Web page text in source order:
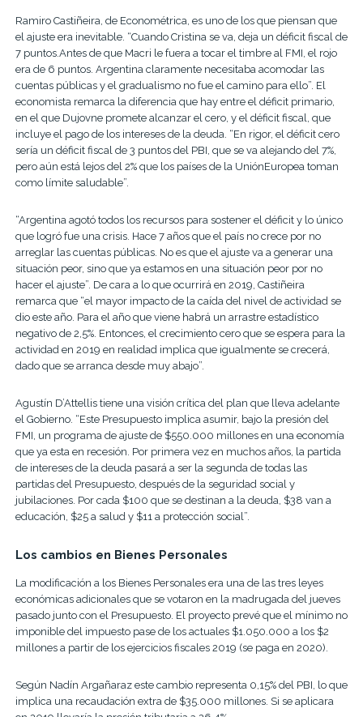
Ramiro Castiñeira, de Econométrica, es uno de los que piensan que
el ajuste era inevitable. “Cuando Cristina se va, deja un déficit fiscal de
7 puntos.Antes de que Macri le fuera a tocar el timbre al FMI, el rojo
era de 6 puntos. Argentina claramente necesitaba acomodar las
cuentas públicas y el gradualismo no fue el camino para ello”. El
economista remarca la diferencia que hay entre el déficit primario,
en el que Dujovne promete alcanzar el cero, y el déficit fiscal, que
incluye el pago de los intereses de la deuda. “En rigor, el déficit cero
sería un déficit fiscal de 3 puntos del PBI, que se va alejando del 7%,
pero aún está lejos del 2% que los países de la UniónEuropea toman
como límite saludable”.
“Argentina agotó todos los recursos para sostener el déficit y lo único
que logró fue una crisis. Hace 7 años que el país no crece por no
arreglar las cuentas públicas. No es que el ajuste va a generar una
situación peor, sino que ya estamos en una situación peor por no
hacer el ajuste”. De cara a lo que ocurrirá en 2019, Castiñeira
remarca que “el mayor impacto de la caída del nivel de actividad se
dio este año. Para el año que viene habrá un arrastre estadístico
negativo de 2,5%. Entonces, el crecimiento cero que se espera para la
actividad en 2019 en realidad implica que igualmente se crecerá,
dado que se arranca desde muy abajo”.
Agustín D’Attellis tiene una visión crítica del plan que lleva adelante
el Gobierno. “Este Presupuesto implica asumir, bajo la presión del
FMI, un programa de ajuste de $550.000 millones en una economía
que ya esta en recesión. Por primera vez en muchos años, la partida
de intereses de la deuda pasará a ser la segunda de todas las
partidas del Presupuesto, después de la seguridad social y
jubilaciones. Por cada $100 que se destinan a la deuda, $38 van a
educación, $25 a salud y $11 a protección social”.
Los cambios en Bienes Personales
La modificación a los Bienes Personales era una de las tres leyes
económicas adicionales que se votaron en la madrugada del jueves
pasado junto con el Presupuesto. El proyecto prevé que el mínimo no
imponible del impuesto pase de los actuales $1.050.000 a los $2
millones a partir de los ejercicios fiscales 2019 (se paga en 2020).
Según Nadín Argañaraz este cambio representa 0,15% del PBI, lo que
implica una recaudación extra de $35.000 millones. Si se aplicara